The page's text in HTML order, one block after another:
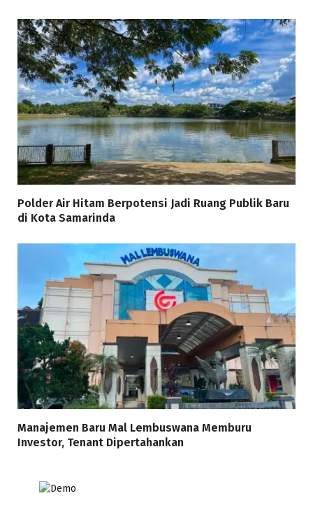
Polder Air Hitam Berpotensi Jadi Ruang Publik Baru
di Kota Samarinda
Manajemen Baru Mal Lembuswana Memburu
Investor, Tenant Dipertahankan